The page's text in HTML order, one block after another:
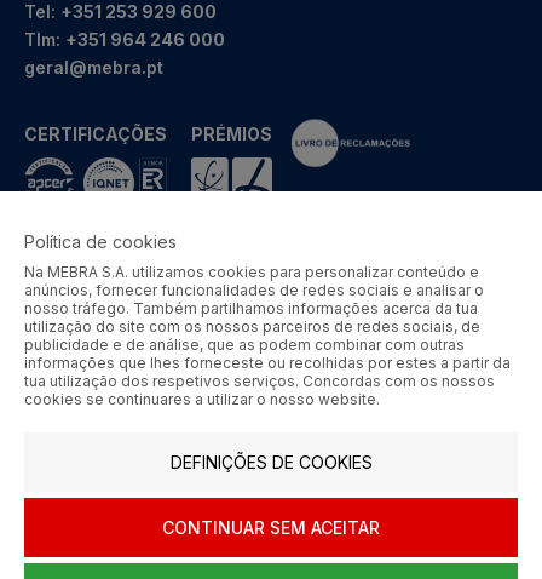
Tel: +351 253 929 600
Tlm: +351 964 246 000
geral@mebra.pt
CERTIFICAÇÕES PRÉMIOS
MEBRA - Comércio por Grosso de Metais e Acessórios de Braga
S.A. © 2026 Todos os direitos reservados.
Aos preços apresentados acresce IVA à taxa em vigor.
SIGA-NOS
Política de cookies
Na MEBRA S.A. utilizamos cookies para personalizar conteúdo e
anúncios, fornecer funcionalidades de redes sociais e analisar o
nosso tráfego. Também partilhamos informações acerca da tua
utilização do site com os nossos parceiros de redes sociais, de
publicidade e de análise, que as podem combinar com outras
informações que lhes forneceste ou recolhidas por estes a partir da
tua utilização dos respetivos serviços. Concordas com os nossos
cookies se continuares a utilizar o nosso website.
DEFINIÇÕES DE COOKIES
CONTINUAR SEM ACEITAR